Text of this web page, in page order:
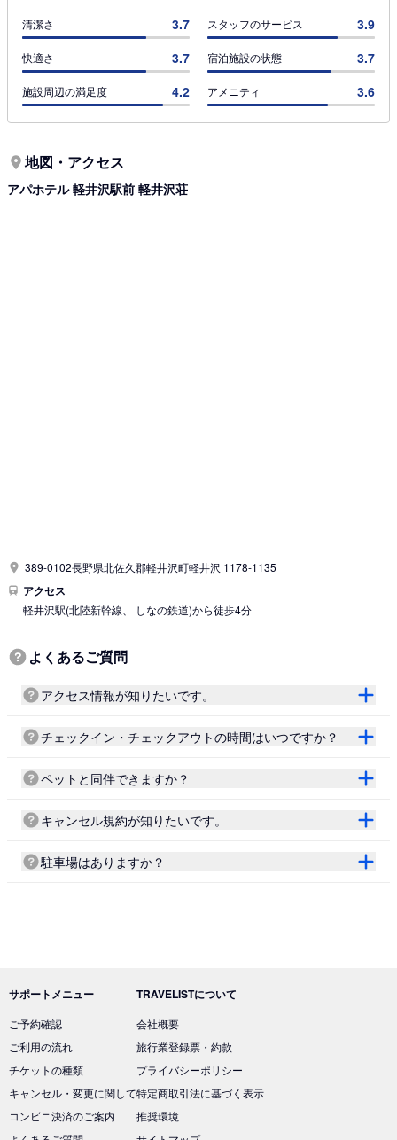
清潔さ 3.7 スタッフのサービス 3.9
快適さ 3.7 宿泊施設の状態 3.7
施設周辺の満足度 4.2 アメニティ 3.6
地図・アクセス
アパホテル 軽井沢駅前 軽井沢荘
389-0102長野県北佐久郡軽井沢町軽井沢 1178-1135
アクセス
軽井沢駅(北陸新幹線、 しなの鉄道)から徒歩4分
よくあるご質問
アクセス情報が知りたいです。
チェックイン・チェックアウトの時間はいつですか？
ペットと同伴できますか？
キャンセル規約が知りたいです。
駐車場はありますか？
サポートメニュー
ご予約確認
ご利用の流れ
チケットの種類
キャンセル・変更に関して
コンビニ決済のご案内
TRAVELISTについて
会社概要
旅行業登録票・約款
プライバシーポリシー
特定商取引法に基づく表示
推奨環境